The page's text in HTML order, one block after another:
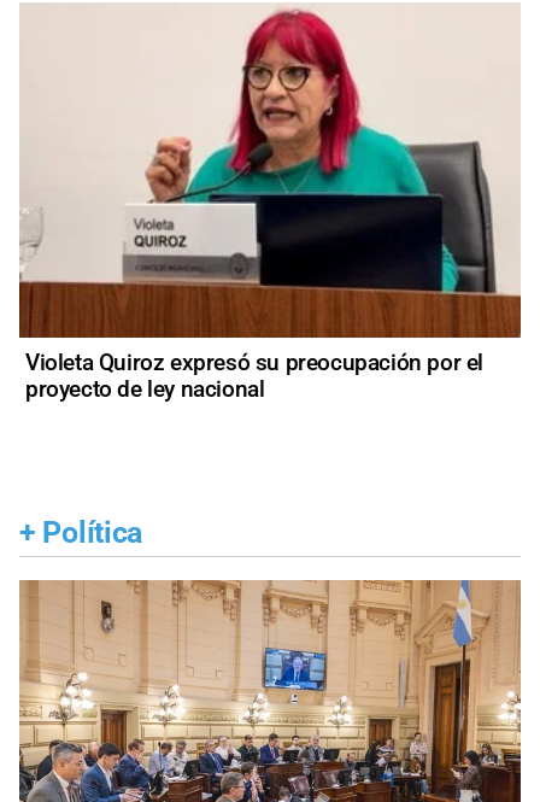
Violeta Quiroz expresó su preocupación por el
proyecto de ley nacional
+ Política